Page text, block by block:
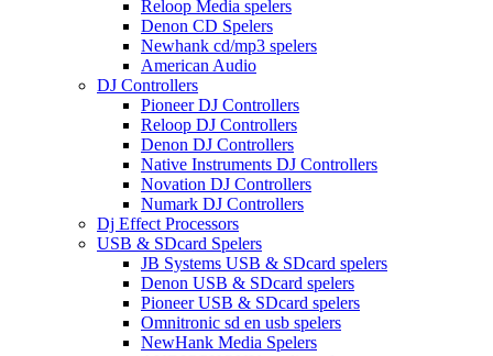
Reloop Media spelers
Denon CD Spelers
Newhank cd/mp3 spelers
American Audio
DJ Controllers
Pioneer DJ Controllers
Reloop DJ Controllers
Denon DJ Controllers
Native Instruments DJ Controllers
Novation DJ Controllers
Numark DJ Controllers
Dj Effect Processors
USB & SDcard Spelers
JB Systems USB & SDcard spelers
Denon USB & SDcard spelers
Pioneer USB & SDcard spelers
Omnitronic sd en usb spelers
NewHank Media Spelers